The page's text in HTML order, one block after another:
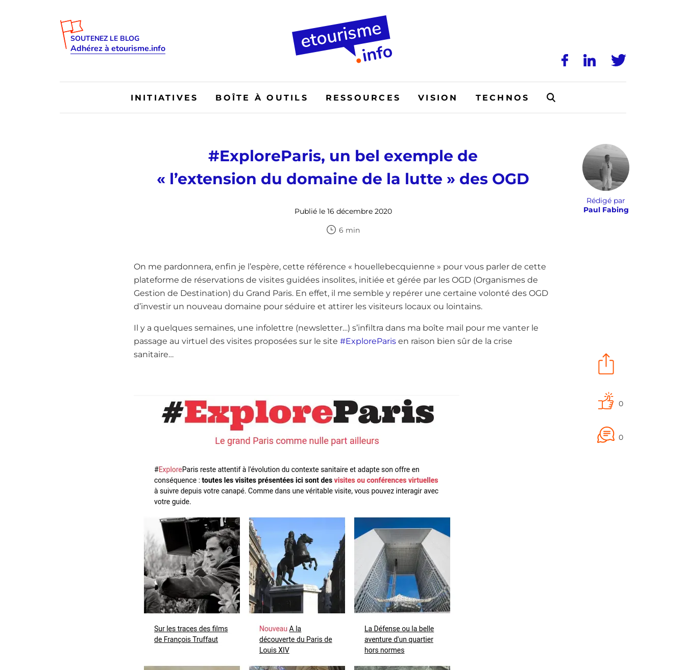
SOUTENEZ LE BLOG
Adhérez à etourisme.info
INITIATIVES BOÎTE À OUTILS RESSOURCES VISION TECHNOS
#ExploreParis, un bel exemple de
« l’extension du domaine de la lutte » des OGD
Publié le 16 décembre 2020
6 min
Rédigé par
Paul Fabing
0
0
On me pardonnera, enfin je l’espère, cette référence « houellebecquienne » pour vous parler de cette
plateforme de réservations de visites guidées insolites, initiée et gérée par les OGD (Organismes de
Gestion de Destination) du Grand Paris. En effet, il me semble y repérer une certaine volonté des OGD
d’investir un nouveau domaine pour séduire et attirer les visiteurs locaux ou lointains.
Il y a quelques semaines, une infolettre (newsletter…) s’infiltra dans ma boîte mail pour me vanter le
passage au virtuel des visites proposées sur le site #ExploreParis en raison bien sûr de la crise
sanitaire…